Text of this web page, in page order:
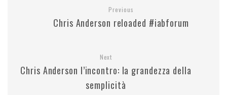
Previous
Chris Anderson reloaded #iabforum
Next
Chris Anderson l’incontro: la grandezza della
semplicità